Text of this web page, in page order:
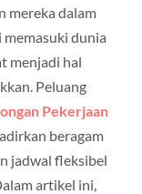
mereka dalam
dunia
menjadi hal
Peluang
Pekerjaan
beragam
jadwal fleksibel
artikel ini,